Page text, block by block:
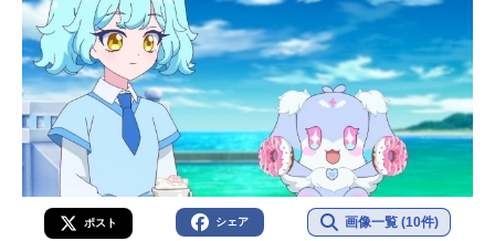
ポスト シェア 画像一覧 (10件)